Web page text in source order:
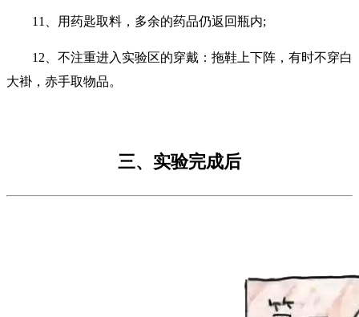
11、用药匙取料，多余的药品仍返回瓶内;
12、不注重进入实验区的穿戴：拖鞋上下阵，有时不穿白
大褂，赤手取物品。
三、实验完成后